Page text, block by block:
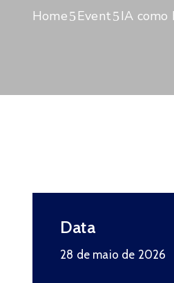
Home Event IA como
Data
28 de maio de 2026